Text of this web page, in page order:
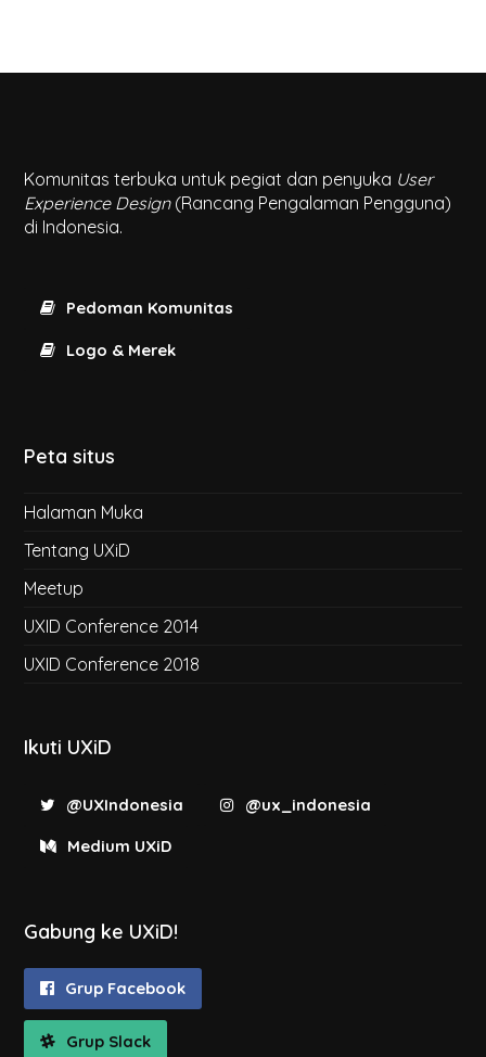
Komunitas terbuka untuk pegiat dan penyuka User
Experience Design(Rancang Pengalaman Pengguna)
di Indonesia.
Pedoman Komunitas
Logo & Merek
Peta situs
Halaman Muka
Tentang UXiD
Meetup
UXID Conference 2014
UXID Conference 2018
Ikuti UXiD
@UXIndonesia @ux_indonesia
Medium UXiD
Gabung ke UXiD!
Grup Facebook
Grup Slack